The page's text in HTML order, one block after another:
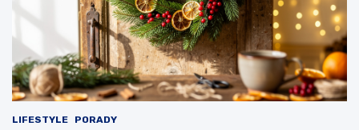
LIFESTYLE PORADY